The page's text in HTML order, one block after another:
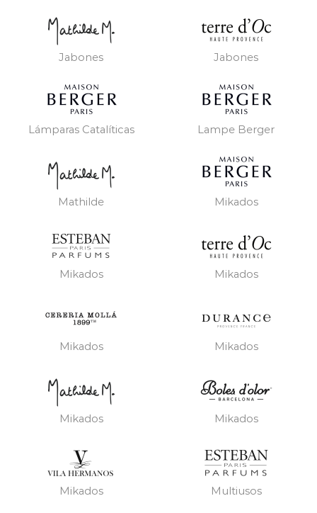
Jabones Jabones
Lámparas Catalíticas Lampe Berger
Mathilde Mikados
Mikados Mikados
Mikados Mikados
Mikados Mikados
Mikados Multiusos